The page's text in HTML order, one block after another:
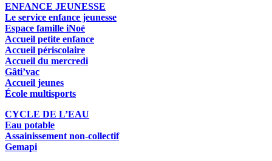
ENFANCE JEUNESSE
Le service enfance jeunesse
Espace famille iNoé
Accueil petite enfance
Accueil périscolaire
Accueil du mercredi
Gâti’vac
Accueil jeunes
École multisports
CYCLE DE L’EAU
Eau potable
Assainissement non-collectif
Gemapi